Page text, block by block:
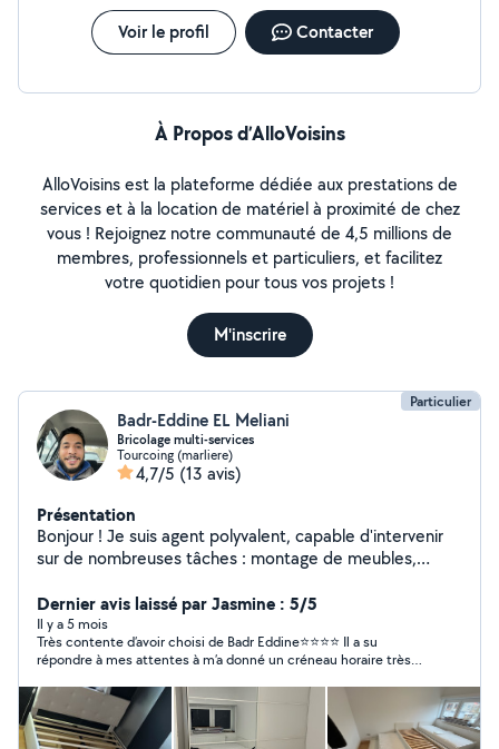
Voir le profil Contacter
À Propos d’AlloVoisins
AlloVoisins est la plateforme dédiée aux prestations de
services et à la location de matériel à proximité de chez
vous ! Rejoignez notre communauté de 4,5 millions de
membres, professionnels et particuliers, et facilitez
votre quotidien pour tous vos projets !
M'inscrire
Particulier
Badr-Eddine EL Meliani
Bricolage multi-services
Tourcoing (marliere)
4,7/5 (13 avis)
Présentation
Bonjour ! Je suis agent polyvalent, capable d'intervenir
sur de nombreuses tâches : montage de meubles,
installation simple, plomberie, aménagement intérieur
et extérieur , etc. Je suis sérieux, ponctuel et soigneux
dans mon travail. Je suis nouveau sur l'application, donc
je n'ai pas encore d'avis, mais j'ai l'habitude de réaliser ce
type de travaux et je fais toujours de mon mieux pour
satisfaire les demandes. N'hésitez pas à me contacter,
je réponds rapidement !
Dernier avis laissé par Jasmine : 5/5
Il y a 5 mois
Très contente d’avoir choisi de Badr Eddine⭐️⭐️⭐️⭐️ Il a su
répondre à mes attentes à m’a donné un créneau horaire très
Engagé le pour vos prestations les yeux fermés ! Je referai
appel à lui pour mes prochains travaux 🚧